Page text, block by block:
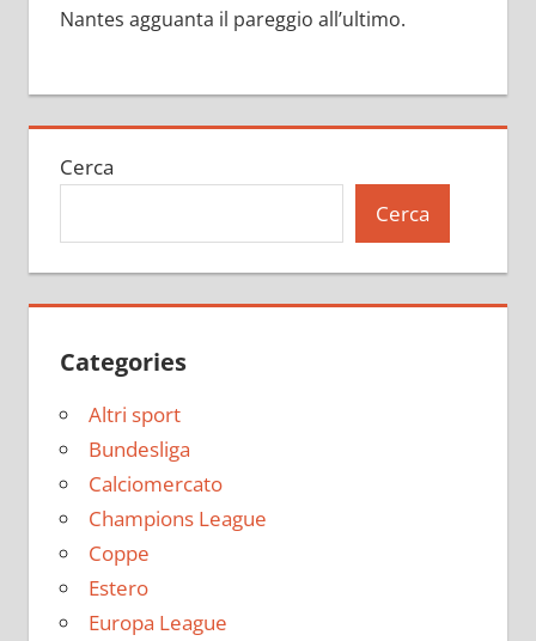
Nantes agguanta il pareggio all’ultimo.
Cerca
Cerca
Categories
Altri sport
Bundesliga
Calciomercato
Champions League
Coppe
Estero
Europa League